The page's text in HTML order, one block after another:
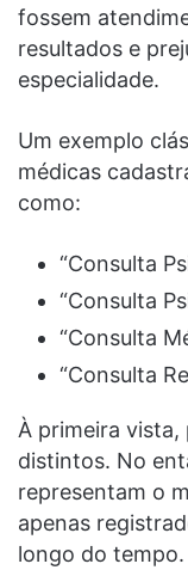
fossem
resultados e
especialidade.
Um exemplo
médicas
como:
“Consulta
“Consulta
“Consulta
“Consulta
À primeira
distintos. No
representam o
apenas
longo do